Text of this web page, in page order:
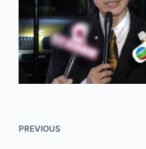
PREVIOUS